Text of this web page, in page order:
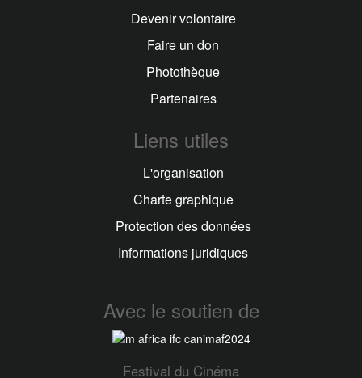
Devenir volontaire
Faire un don
Photothèque
Partenaires
Liens utiles
L'organisation
Charte graphique
Protection des données
Informations juridiques
Avec le soutien de
Festival du Cinéma